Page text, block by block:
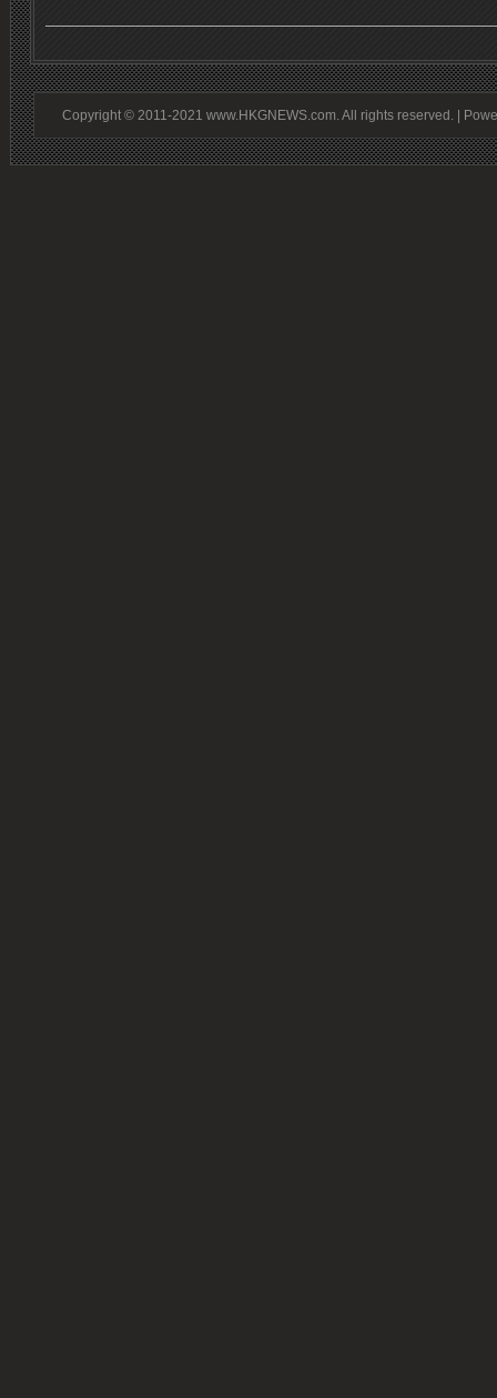
Copyright © 2011-2021 www.HKGNEWS.com. All rights reserved. |